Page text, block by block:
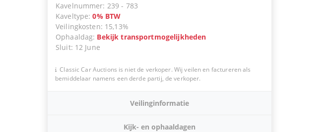
Kavelnummer: 239 - 783
Kaveltype:0% BTW
Veilingkosten: 15,13%
Ophaaldag: Bekijk transportmogelijkheden
Sluit: 12 June
Classic Car Auctions is niet de verkoper. Wij veilen en factureren als
bemiddelaar namens een derde partij, de verkoper.
Veilinginformatie
Kijk- en ophaaldagen